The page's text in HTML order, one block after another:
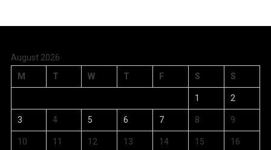
August 2026
M
T W T F S S
1 2
3 4 5 6 7 8 9
10 11 12 13 14 15 16